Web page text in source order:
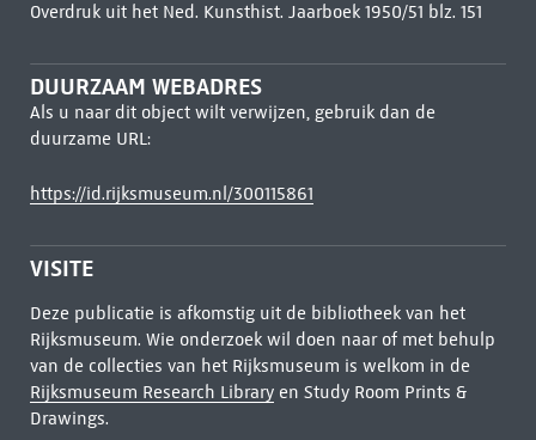
Overdruk uit het Ned. Kunsthist. Jaarboek 1950/51 blz. 151
DUURZAAM WEBADRES
Als u naar dit object wilt verwijzen, gebruik dan de
duurzame URL:
https://id.rijksmuseum.nl/300115861
VISITE
Deze publicatie is afkomstig uit de bibliotheek van het
Rijksmuseum. Wie onderzoek wil doen naar of met behulp
van de collecties van het Rijksmuseum is welkom in de
Rijksmuseum Research Libraryen Study Room Prints &
Drawings.